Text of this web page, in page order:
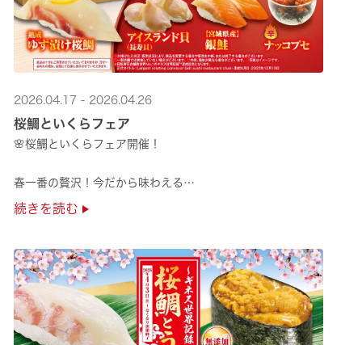
2026.04.17 - 2026.04.26
桜鯛といくらフェア
🌸桜鯛といくらフェア開催！
春一番の贅沢！今だから味わえる
旬の旨さの熟成🌸桜鯛と
是非お越しください✨
続きを読む